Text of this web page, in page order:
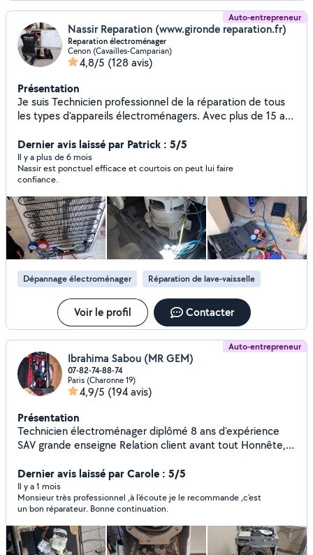
Auto-entrepreneur
Nassir Reparation (www.gironde reparation.fr)
Reparation électroménager
Cenon (Cavailles-Camparian)
4,8/5 (128 avis)
Présentation
Je suis Technicien professionnel de la réparation de tous
les types d'appareils électroménagers. Avec plus de 15 ans
de pannes. J'interviens à domicile à prix abordable.
N'hésitez pas à me solliciter ; je suis à votre écoute.
Dernier avis laissé par Patrick : 5/5
Il y a plus de 6 mois
Nassir est ponctuel efficace et courtois on peut lui faire
confiance.
Dépannage électroménager Réparation de lave-vaisselle
Voir le profil Contacter
Auto-entrepreneur
Ibrahima Sabou (MR GEM)
07-82-74-88-74
Paris (Charonne 19)
4,9/5 (194 avis)
Présentation
Technicien électroménager diplômé 8 ans d'expérience
SAV grande enseigne Relation client avant tout Honnête, à
confiance avec mes clients. Je prends le temps
d'expliquer clairement la panne, les solutions possibles et
les coûts avant toute intervention. Rapidité & efficacité
Intervention rapide avec diagnostic précis et réparation
durable. Mon objectif : réparer vite et bien pour vous
éviter les mauvaises surprises. J'interviens sur : Lave-linge,
Dernier avis laissé par Carole : 5/5
Il y a 1 mois
Monsieur très professionnel ,à l'écoute je le recommande ,c'est
un bon réparateur. Bonne continuation.